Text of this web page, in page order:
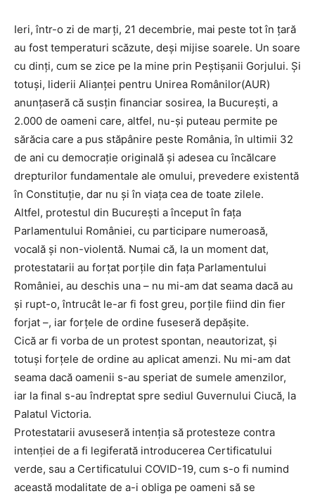
Ieri, într-o zi de marți, 21 decembrie, mai peste tot în țară
au fost temperaturi scăzute, deși mijise soarele. Un soare
cu dinți, cum se zice pe la mine prin Peștișanii Gorjului. Și
totuși, liderii Alianței pentru Unirea Românilor(AUR)
anunțaseră că susțin financiar sosirea, la București, a
2.000 de oameni care, altfel, nu-și puteau permite pe
sărăcia care a pus stăpânire peste România, în ultimii 32
de ani cu democrație originală și adesea cu încălcare
drepturilor fundamentale ale omului, prevedere existentă
în Constituție, dar nu și în viața cea de toate zilele.
Altfel, protestul din București a început în fața
Parlamentului României, cu participare numeroasă,
vocală și non-violentă. Numai că, la un moment dat,
protestatarii au forțat porțile din fața Parlamentului
României, au deschis una – nu mi-am dat seama dacă au
și rupt-o, întrucât le-ar fi fost greu, porțile fiind din fier
forjat –, iar forțele de ordine fuseseră depășite.
Cică ar fi vorba de un protest spontan, neautorizat, și
totuși forțele de ordine au aplicat amenzi. Nu mi-am dat
seama dacă oamenii s-au speriat de sumele amenzilor,
iar la final s-au îndreptat spre sediul Guvernului Ciucă, la
Palatul Victoria.
Protestatarii avuseseră intenția să protesteze contra
intenției de a fi legiferată introducerea Certificatului
verde, sau a Certificatului COVID-19, cum s-o fi numind
această modalitate de a-i obliga pe oameni să se